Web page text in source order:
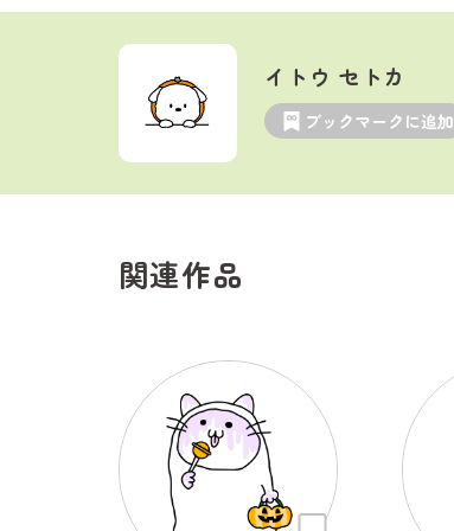
イトウ セトカ
ブックマークに追加
関連作品